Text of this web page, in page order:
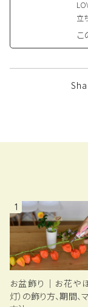
立
1
お盆飾り｜お花や
灯）の飾り方、期間